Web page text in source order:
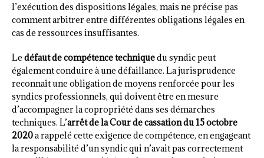
l’exécution des dispositions légales, mais ne précise pas
comment arbitrer entre différentes obligations légales en
cas de ressources insuffisantes.
Le défaut de compétence techniquedu syndic peut
également conduire à une défaillance. La jurisprudence
reconnaît une obligation de moyens renforcée pour les
syndics professionnels, qui doivent être en mesure
d’accompagner la copropriété dans ses démarches
techniques. L’arrêt de la Cour de cassation du 15 octobre
2020a rappelé cette exigence de compétence, en engageant
la responsabilité d’un syndic qui n’avait pas correctement